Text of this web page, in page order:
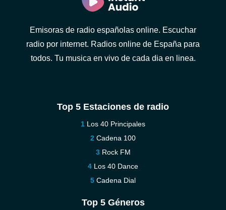
Emisoras de radio españolas online. Escuchar
radio por internet. Radios online de España para
todos. Tu musica en vivo de cada dia en linea.
Top 5 Estaciones de radio
Los 40 Principales
Cadena 100
Rock FM
Los 40 Dance
Cadena Dial
Top 5 Géneros